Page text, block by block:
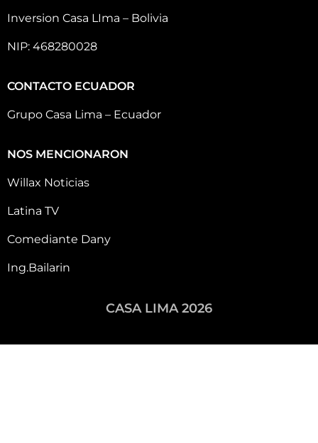
Inversion Casa LIma – Bolivia
NIP: 468280028
CONTACTO ECUADOR
Grupo Casa Lima – Ecuador
NOS MENCIONARON
Willax Noticias
Latina TV
Comediante Dany
Ing.Bailarin
CASA LIMA 2026